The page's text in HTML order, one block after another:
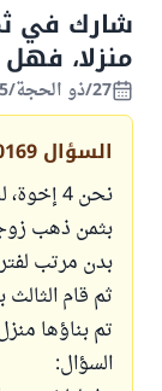
شارك في
منزلا،
27/ذو الحجة/1445 الموافق 03/يوليو/2024
السؤال
نحن 4
بدن مرتب
ثم قام
تم بناؤها
السؤال: